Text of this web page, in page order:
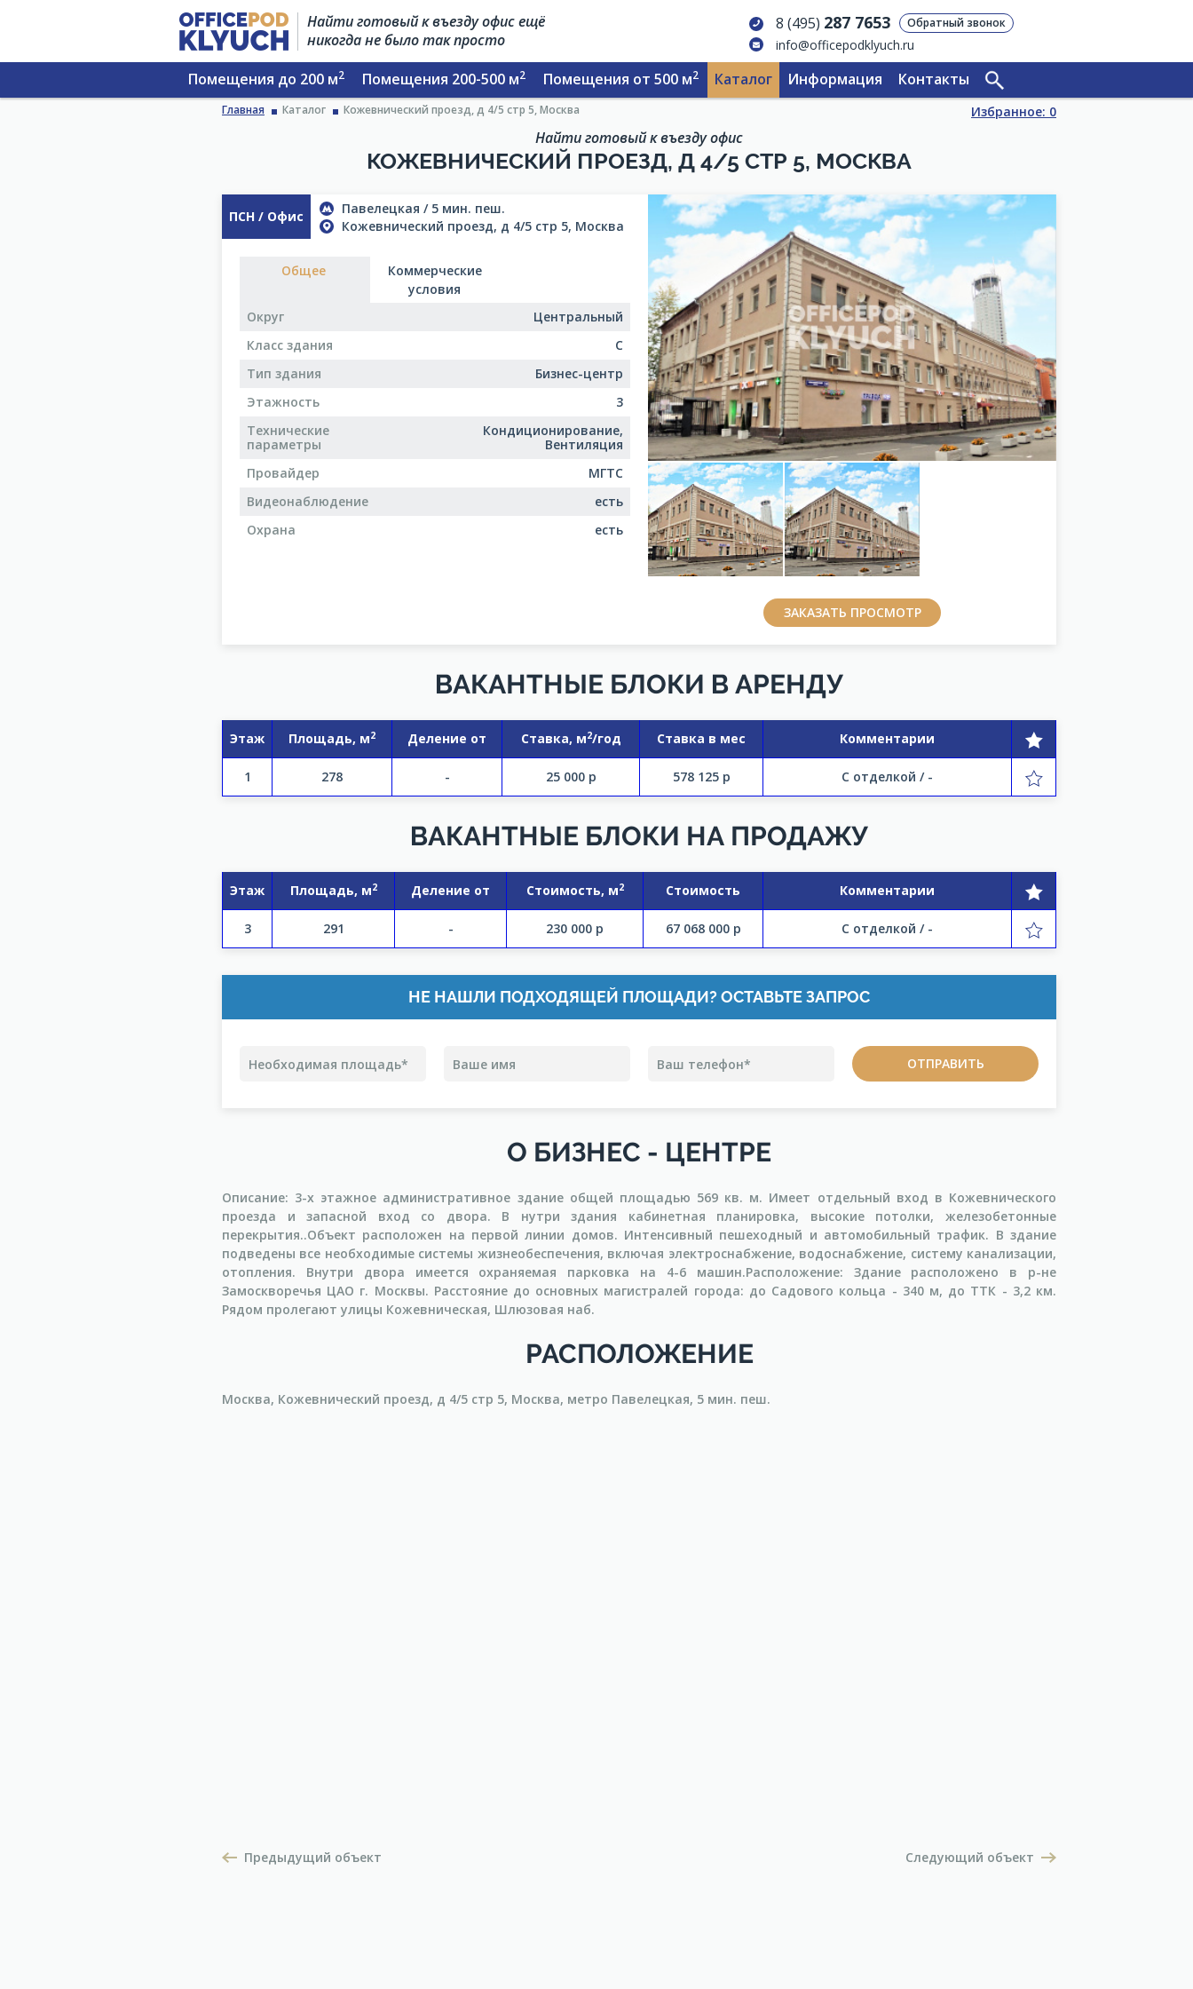
Найти готовый к въезду офис ещё
никогда не было так просто
8 (495) 287 7653 Обратный звонок
info@officepodklyuch.ru
Помещения до 200 м2 Помещения 200-500 м2 Помещения от 500 м2 Каталог Информация Контакты
Главная Каталог Кожевнический проезд, д 4/5 стр 5, Москва Избранное: 0
Найти готовый к въезду офис
КОЖЕВНИЧЕСКИЙ ПРОЕЗД, Д 4/5 СТР 5, МОСКВА
ПСН / Офис
Павелецкая / 5 мин. пеш.
Кожевнический проезд, д 4/5 стр 5, Москва
Общее
Коммерческие
условия
Округ
Центральный
Класс здания
C
Тип здания
Бизнес-центр
Этажность
3
Технические
параметры
Кондиционирование,
Вентиляция
Провайдер
МГТС
Видеонаблюдение
есть
Охрана
есть
ЗАКАЗАТЬ ПРОСМОТР
ВАКАНТНЫЕ БЛОКИ В АРЕНДУ
Этаж Площадь, м2 Деление от Ставка, м2/год Ставка в мес Комментарии
1 278 - 25 000р 578 125р С отделкой / -
ВАКАНТНЫЕ БЛОКИ НА ПРОДАЖУ
Этаж Площадь, м2 Деление от Стоимость, м2 Стоимость Комментарии
3 291 - 230 000 р 67 068 000р С отделкой / -
НЕ НАШЛИ ПОДХОДЯЩЕЙ ПЛОЩАДИ? ОСТАВЬТЕ ЗАПРОС
О БИЗНЕС - ЦЕНТРЕ
Описание: 3-х этажное административное здание общей площадью 569 кв. м. Имеет отдельный вход в Кожевнического
проезда и запасной вход со двора. В нутри здания кабинетная планировка, высокие потолки, железобетонные
перекрытия..Объект расположен на первой линии домов. Интенсивный пешеходный и автомобильный трафик. В здание
подведены все необходимые системы жизнеобеспечения, включая электроснабжение, водоснабжение, систему канализации,
отопления. Внутри двора имеется охраняемая парковка на 4-6 машин.Расположение: Здание расположено в р-не
Замоскворечья ЦАО г. Москвы. Расстояние до основных магистралей города: до Садового кольца - 340 м, до ТТК - 3,2 км.
Рядом пролегают улицы Кожевническая, Шлюзовая наб.
РАСПОЛОЖЕНИЕ
Москва, Кожевнический проезд, д 4/5 стр 5, Москва, метро Павелецкая, 5 мин. пеш.
Предыдущий объект Следующий объект